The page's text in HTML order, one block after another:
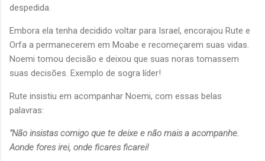
despedida.
Embora ela tenha decidido voltar para Israel, encorajou Rute e
Orfa a permanecerem em Moabe e recomeçarem suas vidas.
Noemi tomou decisão e deixou que suas noras tomassem
suas decisões. Exemplo de sogra líder!
Rute insistiu em acompanhar Noemi, com essas belas
palavras:
“Não insistas comigo que te deixe e não mais a acompanhe.
Aonde fores irei, onde ficares ficarei!